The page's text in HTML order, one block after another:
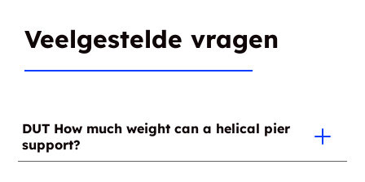
Veelgestelde vragen
DUT How much weight can a helical pier
support?